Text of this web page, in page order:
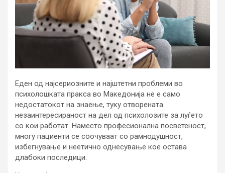
Еден од најсериозните и најштетни проблеми во
психолошката пракса во Македонија не е само
недостатокот на знаење, туку отворената
незаинтересираност на дел од психолозите за луѓето
со кои работат. Наместо професионална посветеност,
многу пациенти се соочуваат со рамнодушност,
избегнување и неетично однесување кое остава
длабоки последици.